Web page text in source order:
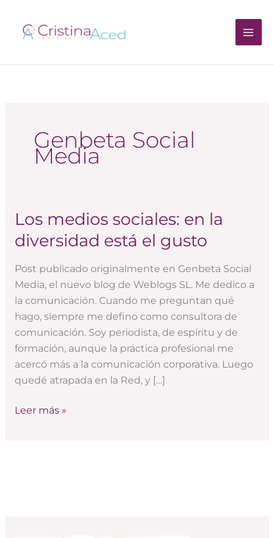
contenido
Genbeta Social
Media
Los medios sociales: en la
diversidad está el gusto
Post publicado originalmente en Genbeta Social
Media, el nuevo blog de Weblogs SL. Me dedico a
la comunicación. Cuando me preguntan qué
hago, siempre me defino como consultora de
comunicación. Soy periodista, de espíritu y de
formación, aunque la práctica profesional me
acercó más a la comunicación corporativa. Luego
quedé atrapada en la Red, y […]
Los
medios
sociales:
en
la
diversidad
está
gusto
Leer más »